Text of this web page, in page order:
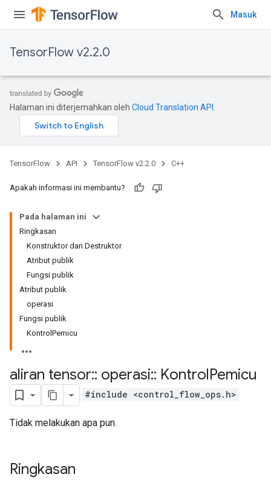
Masuk
TensorFlow v2.2.0
Halaman ini diterjemahkan oleh Cloud Translation API
TensorFlow API TensorFlow v2.2.0 C++
Apakah informasi ini membantu?
Pada halaman ini
Ringkasan
Konstruktor dan Destruktor
Atribut publik
Fungsi publik
Atribut publik
operasi
Fungsi publik
KontrolPemicu
aliran tensor:: operasi:: KontrolPemicu
#include <control_flow_ops.h>
Tidak melakukan apa pun.
Ringkasan